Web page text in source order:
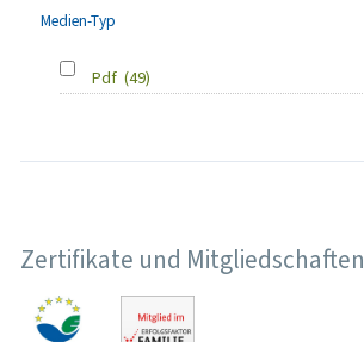
Medien-Typ
Pdf (49)
Zertifikate und Mitgliedschaften